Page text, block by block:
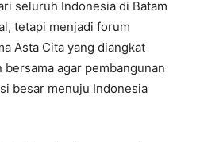
seluruh Indonesia di Batam
tetapi menjadi forum
Asta Cita yang diangkat
agar pembangunan
besar menuju Indonesia